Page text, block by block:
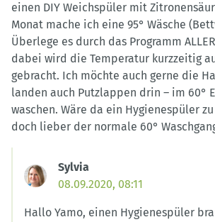
einen DIY Weichspüler mit
Monat mache ich eine 95° Wäsche
Überlege es durch das Programm
dabei wird die Temperatur kurzzeitig
gebracht. Ich möchte auch gerne die
landen auch Putzlappen drin – im 60°
waschen. Wäre da ein Hygienespüler
doch lieber der normale 60°
Sylvia
08.09.2020, 08:11
Hallo Yamo, einen Hygienespüler